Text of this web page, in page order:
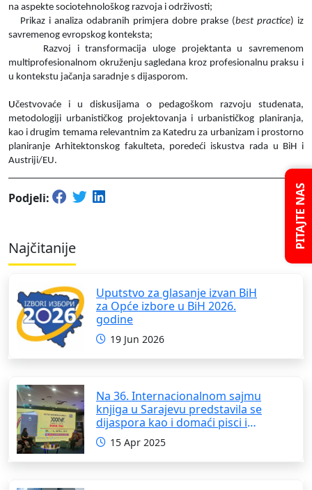
PITAJTE NAS
na aspekte sociotehnološkog razvoja i održivosti;
Prikaz i analiza odabranih primjera dobre prakse (best practice) iz
savremenog evropskog konteksta;
Razvoj i transformacija uloge projektanta u savremenom
multiprofesionalnom okruženju sagledana kroz profesionalnu praksu i
u kontekstu jačanja saradnje s dijasporom.
Učestvovaće i u diskusijama o pedagoškom razvoju studenata,
metodologiji urbanističkog projektovanja i urbanističkog planiranja,
kao i drugim temama relevantnim za Katedru za urbanizam i prostorno
planiranje Arhitektonskog fakulteta, poredeći iskustva rada u BiH i
Austriji/EU.
Podjeli:
Najčitanije
Uputstvo za glasanje izvan BiH
za Opće izbore u BiH 2026.
godine
19 Jun 2026
Na 36. Internacionalnom sajmu
knjiga u Sarajevu predstavila se
dijaspora kao i domaći pisci i
umjetnici
15 Apr 2025